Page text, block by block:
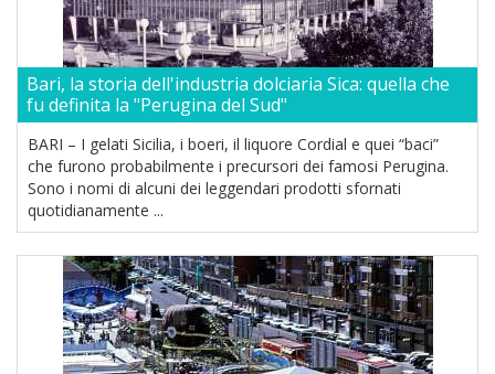
Bari, la storia dell'industria dolciaria Sica: quella che
fu definita la "Perugina del Sud"
BARI – I gelati Sicilia, i boeri, il liquore Cordial e quei “baci”
che furono probabilmente i precursori dei famosi Perugina.
Sono i nomi di alcuni dei leggendari prodotti sfornati
quotidianamente ...